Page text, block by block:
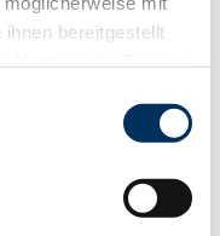
bereitgestellt
weiterhin nutzen.